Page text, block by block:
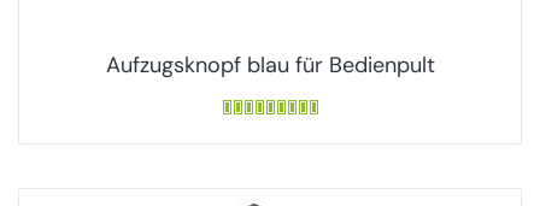
Aufzugsknopf blau für Bedienpult